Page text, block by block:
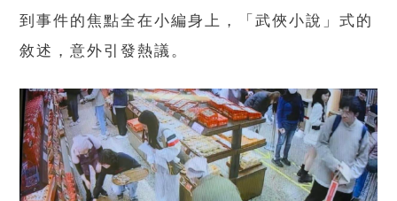
到事件的焦點全在小編身上，「武俠小說」式的
敘述，意外引發熱議。